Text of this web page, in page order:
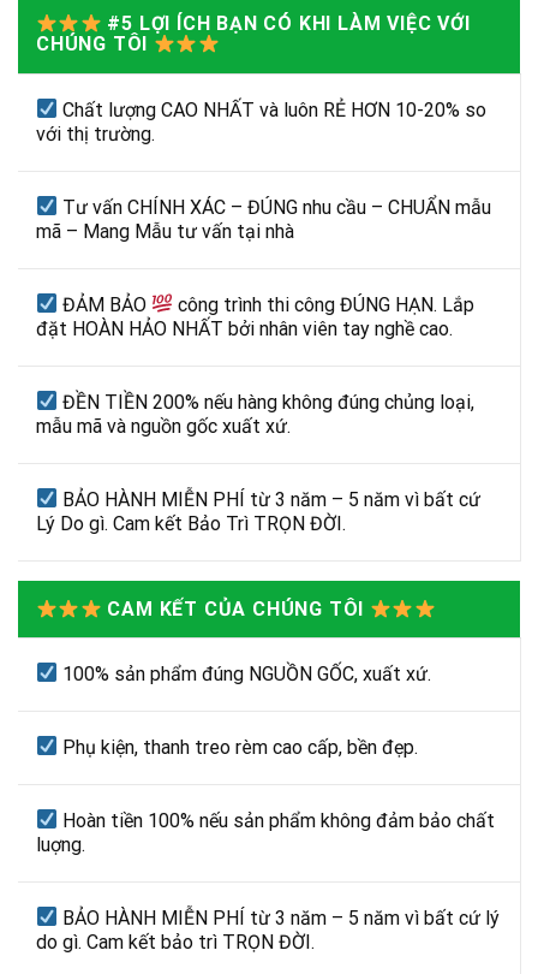
#5 LỢI ÍCH BẠN CÓ KHI LÀM VIỆC VỚI
CHÚNG TÔI
Chất lượng CAO NHẤT và luôn RẺ HƠN 10-20% so
với thị trường.
Tư vấn CHÍNH XÁC – ĐÚNG nhu cầu – CHUẨN mẫu
mã – Mang Mẫu tư vấn tại nhà
ĐẢM BẢO
công trình thi công ĐÚNG HẠN. Lắp
đặt HOÀN HẢO NHẤT bởi nhân viên tay nghề cao.
ĐỀN TIỀN 200% nếu hàng không đúng chủng loại,
mẫu mã và nguồn gốc xuất xứ.
BẢO HÀNH MIỄN PHÍ từ 3 năm – 5 năm vì bất cứ
Lý Do gì. Cam kết Bảo Trì TRỌN ĐỜI.
CAM KẾT CỦA CHÚNG TÔI
100% sản phẩm đúng NGUỒN GỐC, xuất xứ.
Phụ kiện, thanh treo rèm cao cấp, bền đẹp.
Hoàn tiền 100% nếu sản phẩm không đảm bảo chất
luợng.
BẢO HÀNH MIỄN PHÍ từ 3 năm – 5 năm vì bất cứ lý
do gì. Cam kết bảo trì TRỌN ĐỜI.